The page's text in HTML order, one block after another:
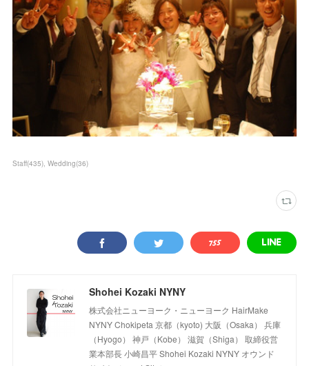
Staff(435) Wedding(36)
Shohei Kozaki NYNY
株式会社ニューヨーク・ニューヨーク HairMake
NYNY Chokipeta 京都（kyoto) 大阪（Osaka） 兵庫
（Hyogo） 神戸（Kobe） 滋賀（Shiga） 取締役営
業本部長 小崎昌平 Shohei Kozaki NYNY オウンド